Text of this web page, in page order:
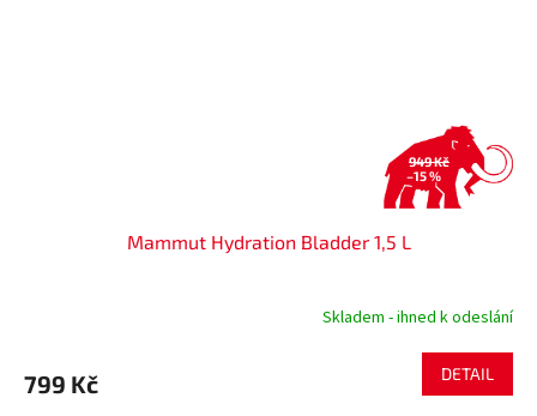
949 Kč
–15 %
Mammut Hydration Bladder 1,5 L
Skladem - ihned k odeslání
799 Kč DETAIL